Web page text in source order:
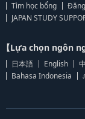
Tìm học bổng
JAPAN STUDY
【Lựa chọn ngôn
日本語 English
Bahasa Indonesia